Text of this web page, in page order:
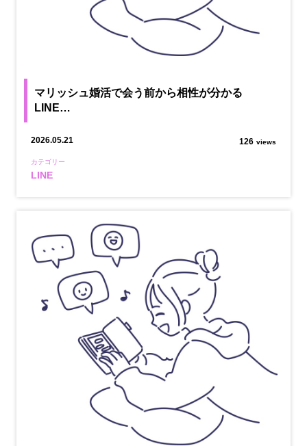
マリッシュ婚活で会う前から相性が分かる
LINE…
2026.05.21 126 views
カテゴリー
LINE